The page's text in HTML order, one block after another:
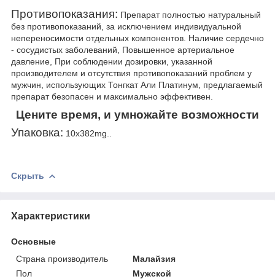
Противопоказания: Препарат полностью натуральный
без противопоказаний, за исключением индивидуальной
непереносимости отдельных компонентов. Наличие сердечно
- сосудистых заболеваний, Повышенное артериальное
давление, При соблюдении дозировки, указанной
производителем и отсутствия противопоказаний проблем у
мужчин, использующих Тонгкат Али Платинум, предлагаемый
препарат безопасен и максимально эффективен.
Цените время, и умножайте возможности
Упаковка: 10х382mg..
Скрыть
Характеристики
Основные
Страна производитель
Малайзия
Пол
Мужской